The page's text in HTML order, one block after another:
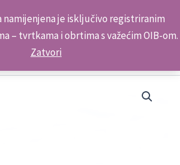
namijenjena je isključivo registriranim
– tvrtkama i obrtima s važećim OIB-om.
Zatvori
telefon: +385 98 179 3891